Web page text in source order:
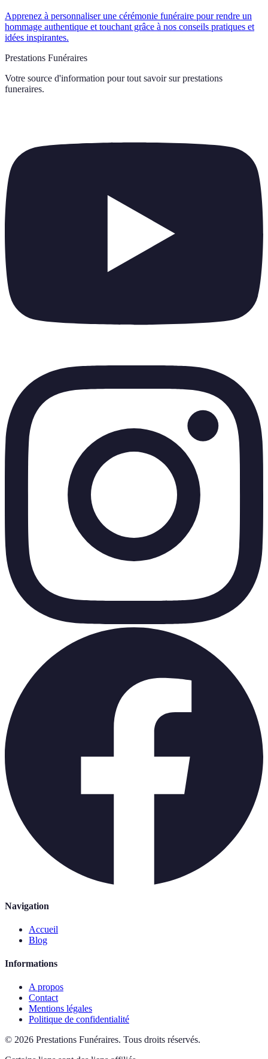
Apprenez à personnaliser une cérémonie funéraire pour rendre un
hommage authentique et touchant grâce à nos conseils pratiques et
idées inspirantes.
Prestations Funéraires
Votre source d'information pour tout savoir sur prestations
funeraires.
Navigation
Accueil
Blog
Informations
A propos
Contact
Mentions légales
Politique de confidentialité
© 2026 Prestations Funéraires. Tous droits réservés.